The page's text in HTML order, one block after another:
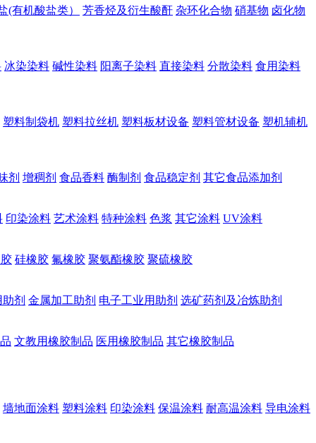
(有机酸盐类） 芳香烃及衍生酸酐 杂环化合物 硝基物 卤化物
冰染染料 碱性染料 阳离子染料 直接染料 分散染料 食用染料
塑料制袋机 塑料拉丝机 塑料板材设备 塑料管材设备 塑机辅机
剂 增稠剂 食品香料 酶制剂 食品稳定剂 其它食品添加剂
印染涂料 艺术涂料 特种涂料 色浆 其它涂料 UV涂料
硅橡胶 氟橡胶 聚氨酯橡胶 聚硫橡胶
剂 金属加工助剂 电子工业用助剂 选矿药剂及冶炼助剂
文教用橡胶制品 医用橡胶制品 其它橡胶制品
墙地面涂料 塑料涂料 印染涂料 保温涂料 耐高温涂料 导电涂料